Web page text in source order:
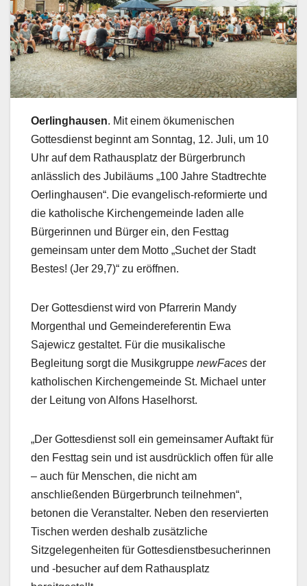
Oerlinghausen. Mit einem ökumenischen
Gottesdienst beginnt am Sonntag, 12. Juli, um 10
Uhr auf dem Rathausplatz der Bürgerbrunch
anlässlich des Jubiläums „100 Jahre Stadtrechte
Oerlinghausen“. Die evangelisch-reformierte und
die katholische Kirchengemeinde laden alle
Bürgerinnen und Bürger ein, den Festtag
gemeinsam unter dem Motto „Suchet der Stadt
Bestes! (Jer 29,7)“ zu eröffnen.
Der Gottesdienst wird von Pfarrerin Mandy
Morgenthal und Gemeindereferentin Ewa
Sajewicz gestaltet. Für die musikalische
Begleitung sorgt die Musikgruppe newFaces der
katholischen Kirchengemeinde St. Michael unter
der Leitung von Alfons Haselhorst.
„Der Gottesdienst soll ein gemeinsamer Auftakt für
den Festtag sein und ist ausdrücklich offen für alle
– auch für Menschen, die nicht am
anschließenden Bürgerbrunch teilnehmen“,
betonen die Veranstalter. Neben den reservierten
Tischen werden deshalb zusätzliche
Sitzgelegenheiten für Gottesdienstbesucherinnen
und -besucher auf dem Rathausplatz